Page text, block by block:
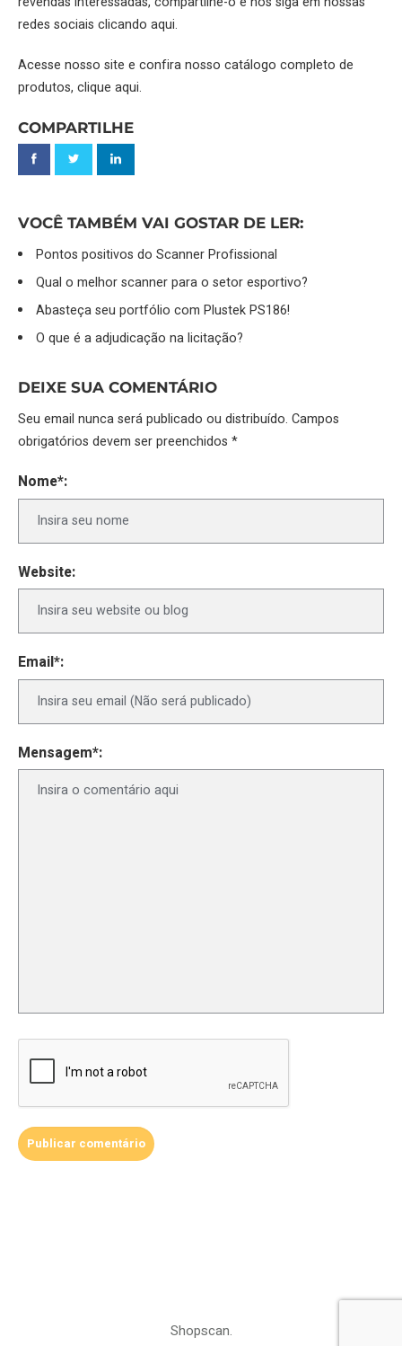
redes sociais clicando aqui.
Acesse nosso site e confira nosso catálogo completo de
produtos, clique aqui.
COMPARTILHE
VOCÊ TAMBÉM VAI GOSTAR DE LER:
Pontos positivos do Scanner Profissional
Qual o melhor scanner para o setor esportivo?
Abasteça seu portfólio com Plustek PS186!
O que é a adjudicação na licitação?
DEIXE SUA COMENTÁRIO
Seu email nunca será publicado ou distribuído. Campos
obrigatórios devem ser preenchidos *
Nome*:
Website:
Email*:
Mensagem*:
Shopscan.